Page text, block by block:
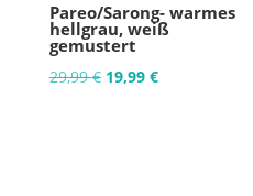
Pareo/Sarong- warmes
hellgrau, weiß
gemustert
29,99€ Ursprünglicher
19,99 €Aktueller